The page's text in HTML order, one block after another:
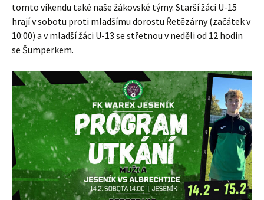
tomto víkendu také naše žákovské týmy. Starší žáci U-15
hrají v sobotu proti mladšímu dorostu Řetězárny (začátek v
10:00) a v mladší žáci U-13 se střetnou v neděli od 12 hodin
se Šumperkem.